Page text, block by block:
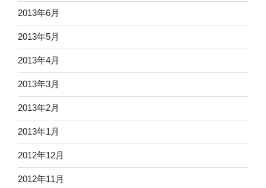
2013年6月
2013年5月
2013年4月
2013年3月
2013年2月
2013年1月
2012年12月
2012年11月